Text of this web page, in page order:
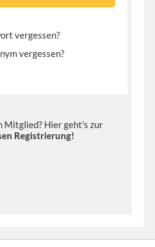
vergessen?
vergessen?
Mitglied? Hier geht's zur
Registrierung!